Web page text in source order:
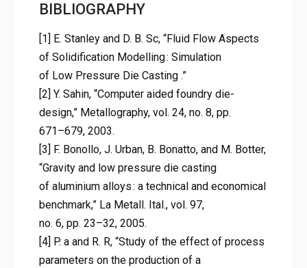
BIBLIOGRAPHY
[1] E. Stanley and D. B. Sc, “Fluid Flow Aspects
of Solidification Modelling : Simulation
of Low Pressure Die Casting .”
[2] Y. Sahin, “Computer aided foundry die-
design,” Metallography, vol. 24, no. 8, pp.
671–679, 2003.
[3] F. Bonollo, J. Urban, B. Bonatto, and M. Botter,
“Gravity and low pressure die casting
of aluminium alloys : a technical and economical
benchmark,” La Metall. Ital., vol. 97,
no. 6, pp. 23–32, 2005.
[4] P. a and R. R, “Study of the effect of process
parameters on the production of a